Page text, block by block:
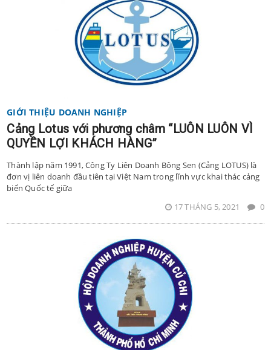
GIỚI THIỆU DOANH NGHIỆP
Cảng Lotus với phương châm “LUÔN LUÔN VÌ
QUYỀN LỢI KHÁCH HÀNG”
Thành lập năm 1991, Công Ty Liên Doanh Bông Sen (Cảng LOTUS) là
đơn vị liên doanh đầu tiên tại Việt Nam trong lĩnh vực khai thác cảng
biển Quốc tế giữa
17 THÁNG 5, 2021
0